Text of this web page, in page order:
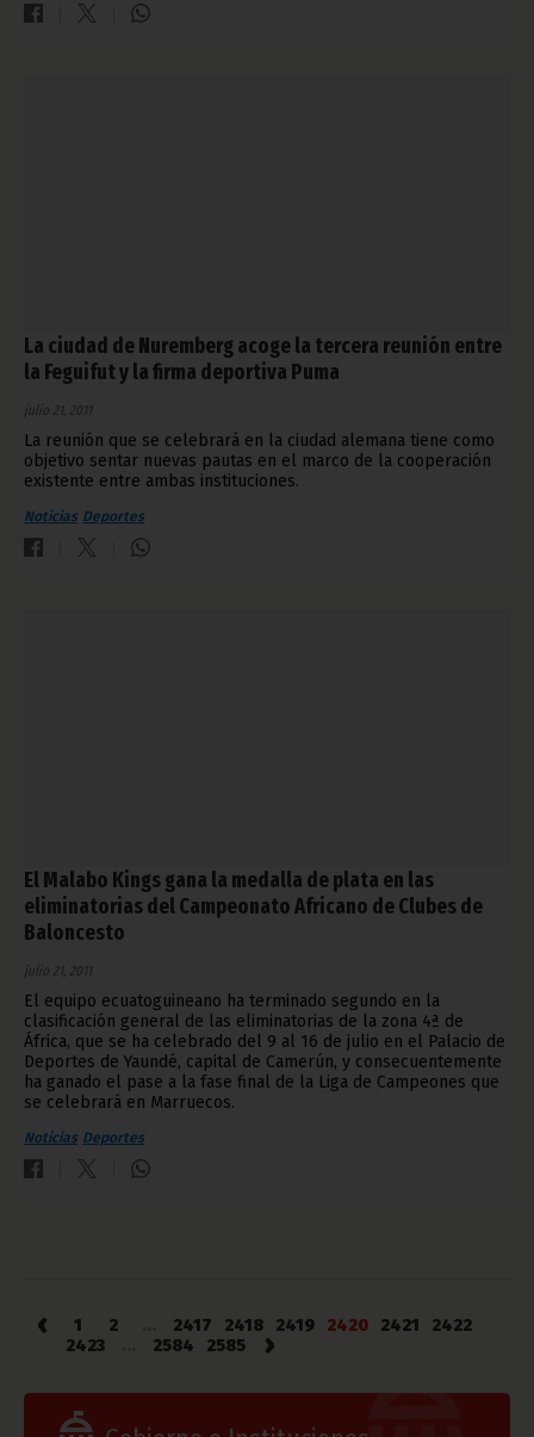
La ciudad de Nuremberg acoge la tercera reunión entre
la Feguifut y la firma deportiva Puma
julio 21, 2011
La reunión que se celebrará en la ciudad alemana tiene como
objetivo sentar nuevas pautas en el marco de la cooperación
existente entre ambas instituciones.
Noticias Deportes
El Malabo Kings gana la medalla de plata en las
eliminatorias del Campeonato Africano de Clubes de
Baloncesto
julio 21, 2011
El equipo ecuatoguineano ha terminado segundo en la
clasificación general de las eliminatorias de la zona 4ª de
África, que se ha celebrado del 9 al 16 de julio en el Palacio de
Deportes de Yaundé, capital de Camerún, y consecuentemente
ha ganado el pase a la fase final de la Liga de Campeones que
se celebrará en Marruecos.
Noticias Deportes
‹ 1 2 2417 2418 2419 2420 2421
2422
2423
2584 2585 ›